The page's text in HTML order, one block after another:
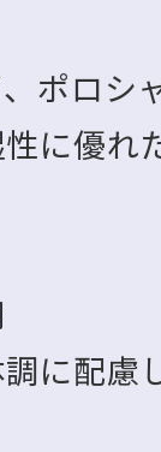
ロシャ
優れた
配慮し